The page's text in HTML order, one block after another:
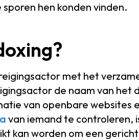
hen konden vinden.
met het
de naam van het
van openbare websites
van iemand te controleren,
kan worden om een